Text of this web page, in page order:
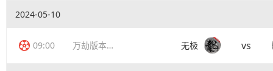
2024-05-10
09:00 万劫版本传奇 无极 vs